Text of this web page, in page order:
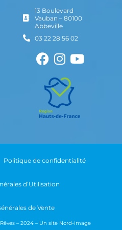
13 Boulevard
Vauban – 80100
Abbeville
03 22 28 56 02
Politique de confidentialité
d’Utilisation
de Vente
– 2024 – Un site Nord-image